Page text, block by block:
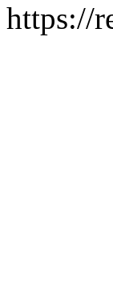
https://